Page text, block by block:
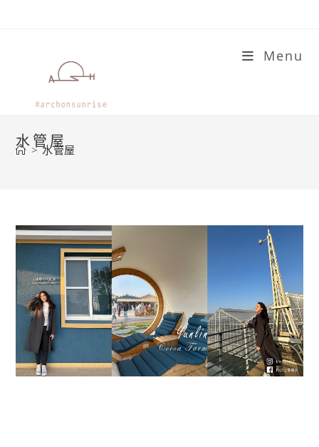
Menu
水管屋
> 水管屋